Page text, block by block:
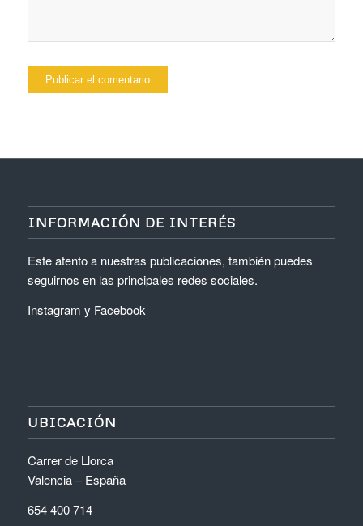
INFORMACIÓN DE INTERÉS
Este atento a nuestras publicaciones, también puedes
seguirnos en las principales redes sociales.
Instagram y Facebook
UBICACIÓN
Carrer de Llorca
Valencia – España
654 400 714